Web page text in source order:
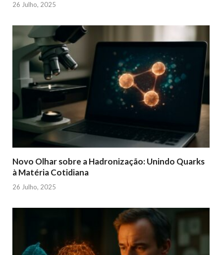
26 Julho, 2025
Novo Olhar sobre a Hadronização: Unindo Quarks
à Matéria Cotidiana
26 Julho, 2025